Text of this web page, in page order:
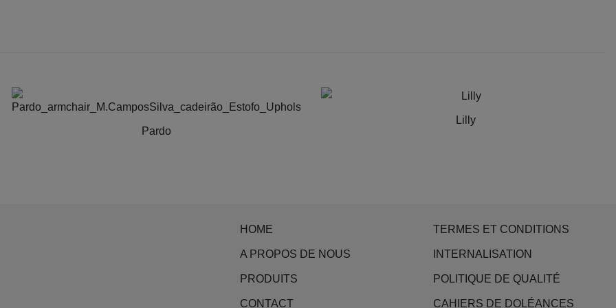
Pardo
Lilly
HOME
A PROPOS DE NOUS
PRODUITS
CONTACT
TERMES ET CONDITIONS
INTERNALISATION
POLITIQUE DE QUALITÉ
CAHIERS DE DOLÉANCES